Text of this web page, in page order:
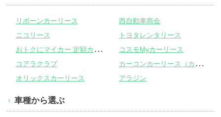
リボーンカーリース
西自動車商会
ニコリース
トヨタレンタリース
お
トクにマイカー 定額カルモくん
コスモMyカーリース
コアラクラブ
カ
ーコンカーリース（カーコンビニ倶楽部）
オリックスカーリース アラジン
車種から選ぶ